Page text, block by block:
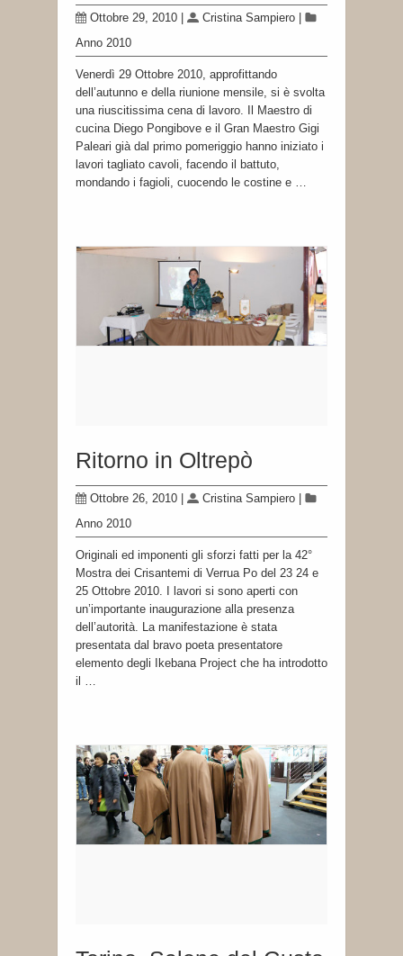
Ottobre 29, 2010 Cristina Sampiero
Anno 2010
Venerdì 29 Ottobre 2010, approfittando
dell’autunno e della riunione mensile, si è svolta
una riuscitissima cena di lavoro. Il Maestro di
cucina Diego Pongibove e il Gran Maestro Gigi
Paleari già dal primo pomeriggio hanno iniziato i
lavori tagliato cavoli, facendo il battuto,
mondando i fagioli, cuocendo le costine e …
Ritorno in Oltrepò
Ottobre 26, 2010 Cristina Sampiero
Anno 2010
Originali ed imponenti gli sforzi fatti per la 42°
Mostra dei Crisantemi di Verrua Po del 23 24 e
25 Ottobre 2010. I lavori si sono aperti con
un’importante inaugurazione alla presenza
dell’autorità. La manifestazione è stata
presentata dal bravo poeta presentatore
elemento degli Ikebana Project che ha introdotto
il …